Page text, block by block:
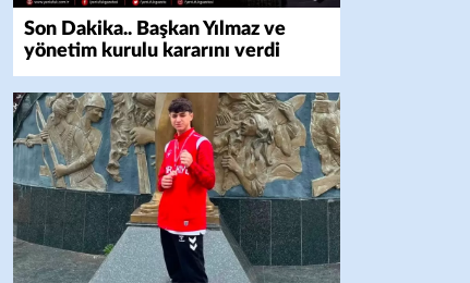
Son Dakika.. Başkan Yılmaz ve
yönetim kurulu kararını verdi